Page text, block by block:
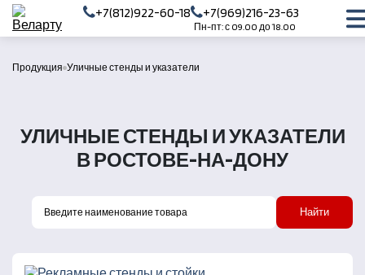
+7(812)922-60-18 +7(969)216-23-63
Пн-пт: с 09.00 до 18.00
Продукция Уличные стенды и указатели
УЛИЧНЫЕ СТЕНДЫ И УКАЗАТЕЛИ
В РОСТОВЕ-НА-ДОНУ
Найти